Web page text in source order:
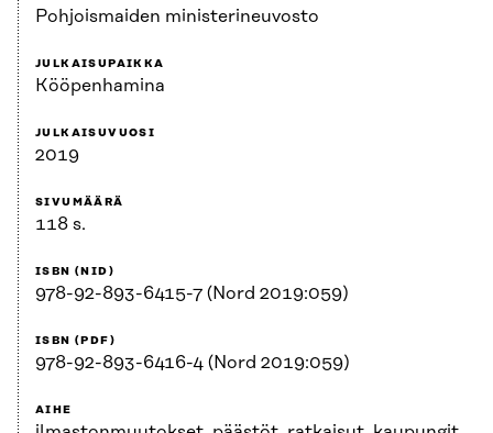
Pohjoismaiden ministerineuvosto
JULKAISUPAIKKA
Kööpenhamina
JULKAISUVUOSI
2019
SIVUMÄÄRÄ
118 s.
ISBN (NID)
978-92-893-6415-7 (Nord 2019:059)
ISBN (PDF)
978-92-893-6416-4 (Nord 2019:059)
AIHE